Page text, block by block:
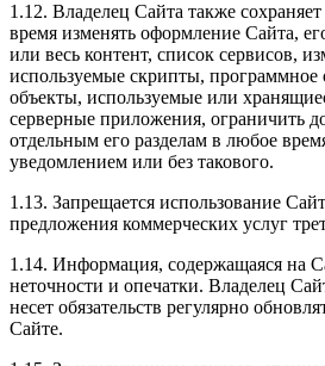
1.12. Владелец Сайта также
время изменять оформление Сайта,
или весь контент, список сервисов,
используемые скрипты, программное
объекты, используемые или
серверные приложения, ограничить
отдельным его разделам в любое
уведомлением или без такового.
1.13. Запрещается использование
предложения коммерческих услуг
1.14. Информация, содержащаяся на
неточности и опечатки. Владелец
несет обязательств регулярно
Сайте.